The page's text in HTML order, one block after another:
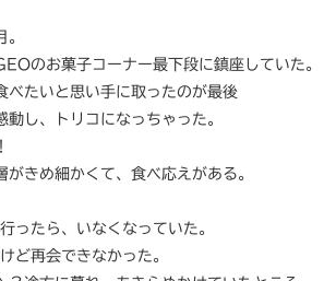
のお菓子コーナー最下段に鎮座していた。
べたいと思い手に取ったのが最後
動し、トリコになっちゃった。
がきめ細かくて、食べ応えがある。
ったら、いなくなっていた。
ど再会できなかった。